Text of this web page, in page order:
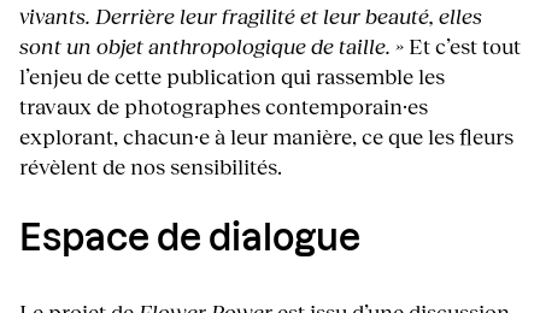
vivants. Derrière leur fragilité et leur beauté, elles
sont un objet anthropologique de taille. » Et c’est tout
l’enjeu de cette publication qui rassemble les
travaux de photographes contemporain·es
explorant, chacun·e à leur manière, ce que les fleurs
révèlent de nos sensibilités.
Espace de dialogue